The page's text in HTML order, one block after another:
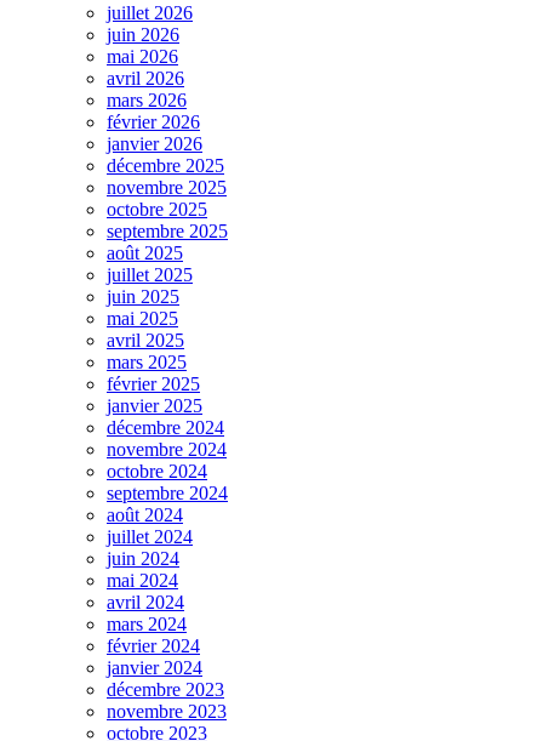
juillet 2026
juin 2026
mai 2026
avril 2026
mars 2026
février 2026
janvier 2026
décembre 2025
novembre 2025
octobre 2025
septembre 2025
août 2025
juillet 2025
juin 2025
mai 2025
avril 2025
mars 2025
février 2025
janvier 2025
décembre 2024
novembre 2024
octobre 2024
septembre 2024
août 2024
juillet 2024
juin 2024
mai 2024
avril 2024
mars 2024
février 2024
janvier 2024
décembre 2023
novembre 2023
octobre 2023